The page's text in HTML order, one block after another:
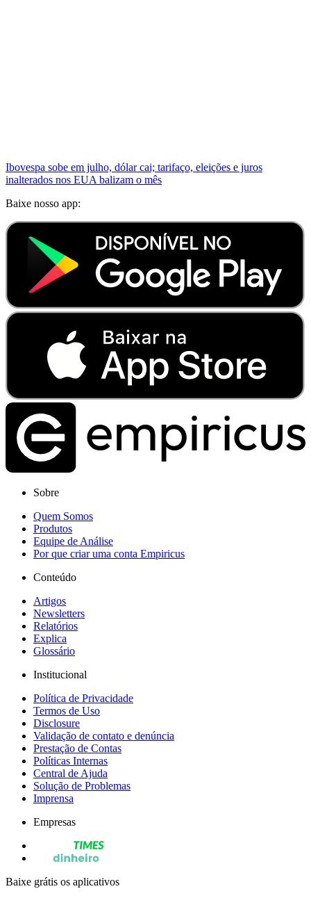
Ibovespa sobe em julho, dólar cai; tarifaço, eleições e juros
inalterados nos EUA balizam o mês
Baixe nosso app:
Sobre
Quem Somos
Produtos
Equipe de Análise
Por que criar uma conta Empiricus
Conteúdo
Artigos
Newsletters
Relatórios
Explica
Glossário
Institucional
Política de Privacidade
Termos de Uso
Disclosure
Validação de contato e denúncia
Prestação de Contas
Políticas Internas
Central de Ajuda
Solução de Problemas
Imprensa
Empresas
Baixe grátis os aplicativos